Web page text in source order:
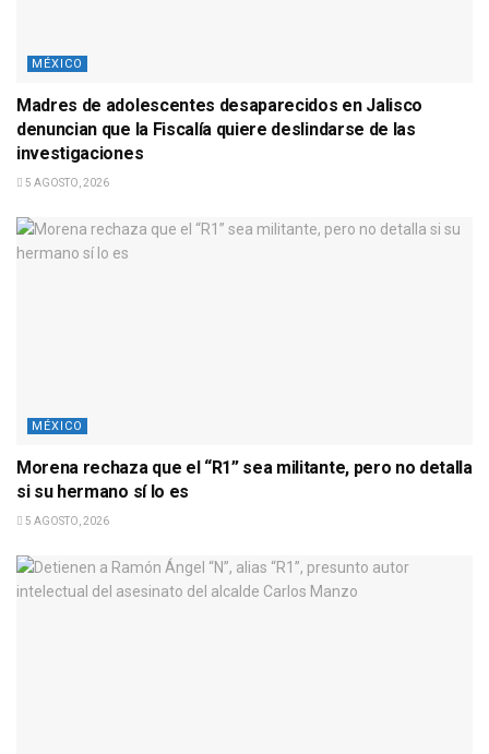
MÉXICO
Madres de adolescentes desaparecidos en Jalisco
denuncian que la Fiscalía quiere deslindarse de las
investigaciones
5 AGOSTO, 2026
MÉXICO
Morena rechaza que el “R1” sea militante, pero no detalla
si su hermano sí lo es
5 AGOSTO, 2026